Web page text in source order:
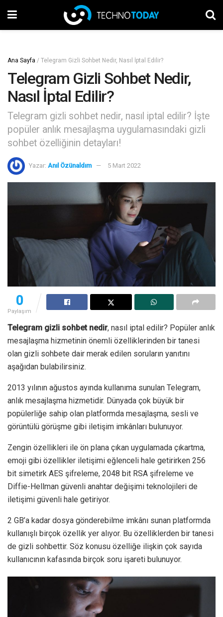
Ana Sayfa / Telegram Gizli Sohbet Nedir, Nasıl İptal Edilir?
Telegram Gizli Sohbet Nedir,
Nasıl İptal Edilir?
Telegram gizli sohbet nedir, nasıl iptal edilir? İşte
popüler anlık mesajlaşma uygulamasındaki gizli
sohbet özelliğinin detayları!
Yazar: Anıl Özünaldım 5 Mart 2022
0
Paylaşım
Telegram gizli sohbet nedir, nasıl iptal edilir? Popüler anlık
mesajlaşma hizmetinin önemli özelliklerinden bir tanesi
olan gizli sohbete dair merak edilen soruların yanıtını
aşağıdan bulabilirsiniz.
2013 yılının ağustos ayında kullanıma sunulan Telegram,
anlık mesajlaşma hizmetidir. Dünyada çok büyük bir
popülerliğe sahip olan platformda mesajlaşma, sesli ve
görüntülü görüşme gibi iletişim imkânları bulunuyor.
Zengin özellikleri ile ön plana çıkan uygulamada çıkartma,
emoji gibi özellikler iletişimi eğlenceli hale getirirken 256
bit simetirk AES şifreleme, 2048 bit RSA şifreleme ve
Diffie-Hellman güvenli anahtar değişimi teknolojileri de
iletişimi güvenli hale getiriyor.
2 GB’a kadar dosya gönderebilme imkânı sunan platformda
kullanışlı birçok özellik yer alıyor. Bu özelliklerden bir tanesi
de gizli sohbettir. Söz konusu özelliğe ilişkin çok sayıda
kullanıcının kafasında birçok soru işareti bulunuyor.